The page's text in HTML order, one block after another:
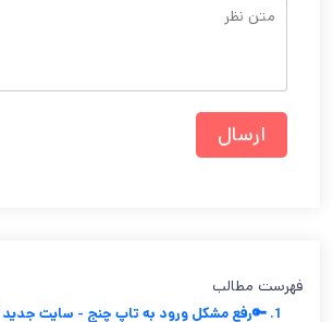
فهرست مطالب
1. 🔑رفع مشکل ورود به تاپ چنج - سایت جدید تاپ چنج